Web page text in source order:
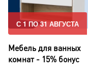
С 1 ПО 31 АВГУСТА
Мебель для ванных
комнат - 15% бонус